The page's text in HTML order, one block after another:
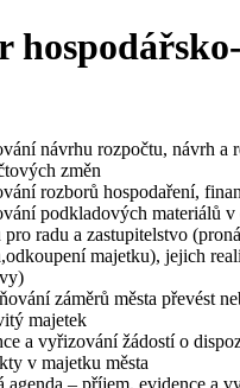
návrhu rozpočtu, návrh a
změn
rozborů hospodaření,
podkladových materiálů
pro radu a zastupitelstvo
majetku), jejich
záměrů města převést
majetek
a vyřizování žádostí o
v majetku města
agenda – příjem, evidence a